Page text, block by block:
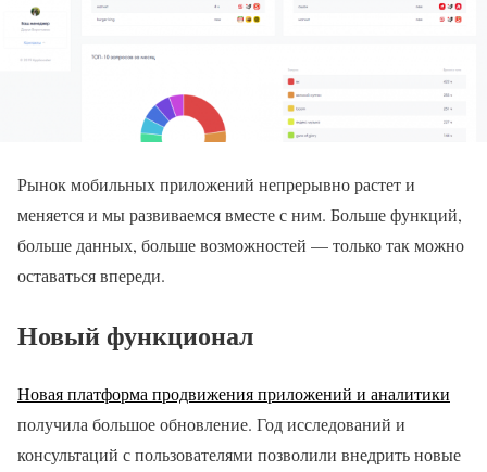
Рынок мобильных приложений непрерывно растет и
меняется и мы развиваемся вместе с ним. Больше функций,
больше данных, больше возможностей — только так можно
оставаться впереди.
Новый функционал
Новая платформа продвижения приложений и аналитики
получила большое обновление. Год исследований и
консультаций с пользователями позволили внедрить новые